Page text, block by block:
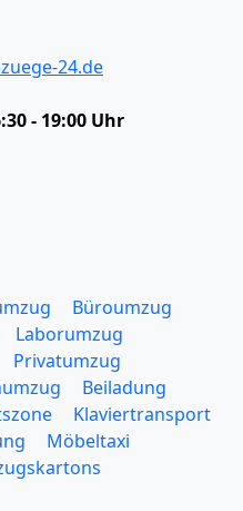
24.de
- 19:00 Uhr
Büroumzug
Laborumzug
Privatumzug
Beiladung
Klaviertransport
Möbeltaxi